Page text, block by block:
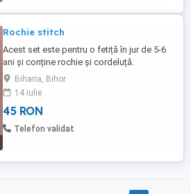
activitatea de producție ...
Rochie stitch
Acest set este pentru o fetiță în jur de 5-6
ani și conține rochie și cordeluță.
Biharia, Bihor
14 iulie
45 RON
Telefon validat